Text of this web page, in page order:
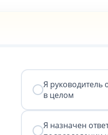
Я руководитель
в целом
Я назначен